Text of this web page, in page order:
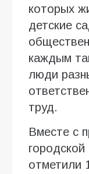
которых
детские
каждым
люди
труд.
Вместе с
отметили